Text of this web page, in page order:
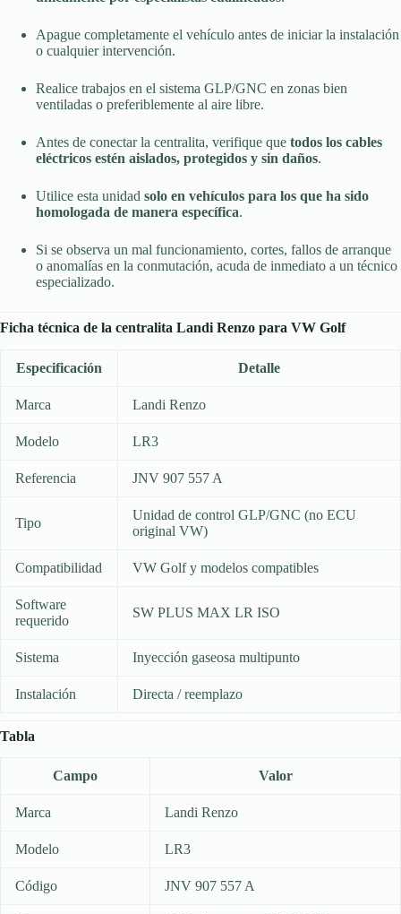
Apague completamente el vehículo antes de iniciar la instalación
o cualquier intervención.
Realice trabajos en el sistema GLP/GNC en zonas bien
ventiladas o preferiblemente al aire libre.
Antes de conectar la centralita, verifique que todos los cables
eléctricos estén aislados, protegidos y sin daños.
Utilice esta unidad solo en vehículos para los que ha sido
homologada de manera específica.
Si se observa un mal funcionamiento, cortes, fallos de arranque
o anomalías en la conmutación, acuda de inmediato a un técnico
especializado.
Ficha técnica de la centralita Landi Renzo para VW Golf
Especificación Detalle
Marca Landi Renzo
Modelo LR3
Referencia JNV 907 557 A
Tipo
Unidad de control GLP/GNC (no ECU
original VW)
Compatibilidad VW Golf y modelos compatibles
Software
requerido
SW PLUS MAX LR ISO
Sistema Inyección gaseosa multipunto
Instalación Directa / reemplazo
Tabla
Campo Valor
Marca Landi Renzo
Modelo LR3
Código JNV 907 557 A